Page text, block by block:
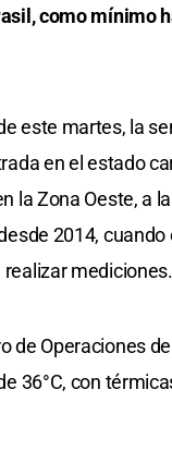
como mínimo
este martes, la
en el estado
la Zona Oeste, a
2014,
realizar mediciones.
de Operaciones
36°C, con